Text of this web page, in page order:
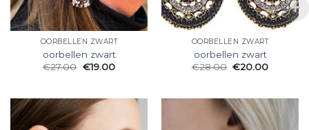
OORBELLEN ZWART
oorbellen zwart
€27.00 €19.00
OORBELLEN ZWART
oorbellen zwart
€28.00 €20.00